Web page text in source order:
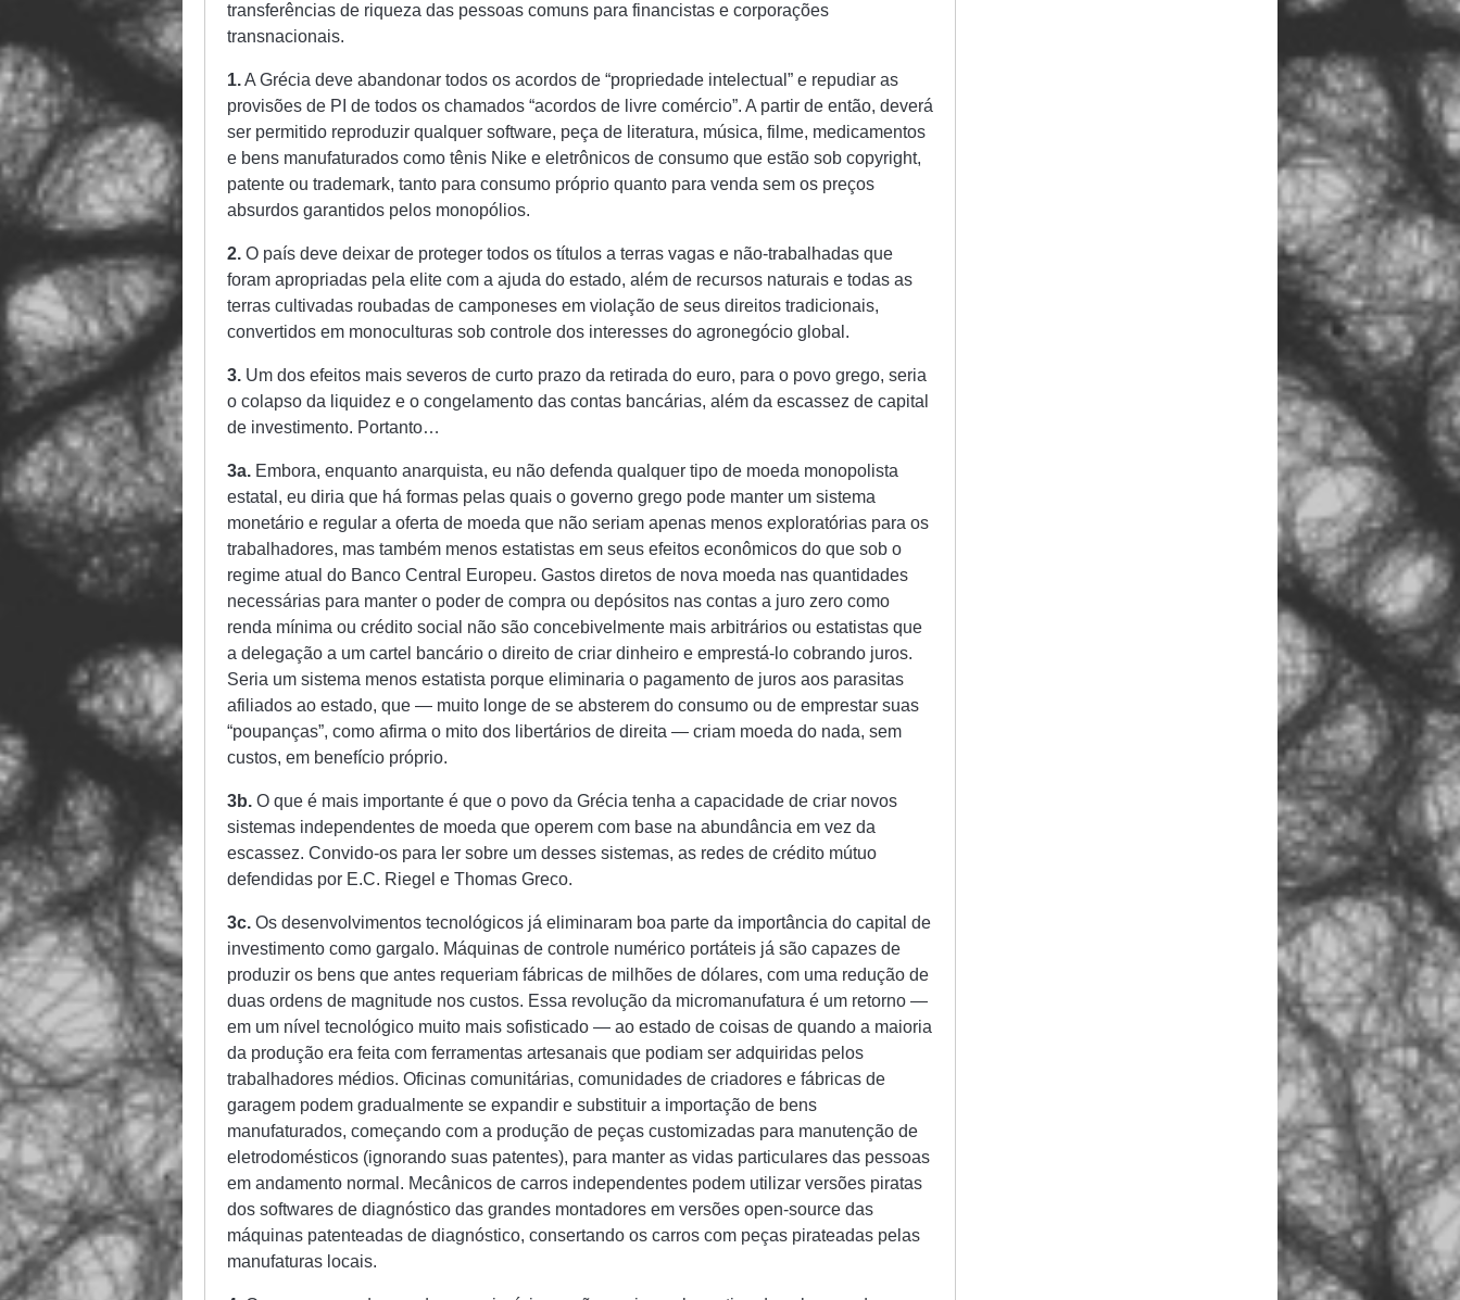
transferências de riqueza das pessoas comuns para financistas e corporações
transnacionais.
1.A Grécia deve abandonar todos os acordos de “propriedade intelectual” e repudiar as
provisões de PI de todos os chamados “acordos de livre comércio”. A partir de então, deverá
ser permitido reproduzir qualquer software, peça de literatura, música, filme, medicamentos
e bens manufaturados como tênis Nike e eletrônicos de consumo que estão sob copyright,
patente ou trademark, tanto para consumo próprio quanto para venda sem os preços
absurdos garantidos pelos monopólios.
2. O país deve deixar de proteger todos os títulos a terras vagas e não-trabalhadas que
foram apropriadas pela elite com a ajuda do estado, além de recursos naturais e todas as
terras cultivadas roubadas de camponeses em violação de seus direitos tradicionais,
convertidos em monoculturas sob controle dos interesses do agronegócio global.
3. Um dos efeitos mais severos de curto prazo da retirada do euro, para o povo grego, seria
o colapso da liquidez e o congelamento das contas bancárias, além da escassez de capital
de investimento. Portanto…
3a. Embora, enquanto anarquista, eu não defenda qualquer tipo de moeda monopolista
estatal, eu diria que há formas pelas quais o governo grego pode manter um sistema
monetário e regular a oferta de moeda que não seriam apenas menos exploratórias para os
trabalhadores, mas também menos estatistas em seus efeitos econômicos do que sob o
regime atual do Banco Central Europeu. Gastos diretos de nova moeda nas quantidades
necessárias para manter o poder de compra ou depósitos nas contas a juro zero como
renda mínima ou crédito social não são concebivelmente mais arbitrários ou estatistas que
a delegação a um cartel bancário o direito de criar dinheiro e emprestá-lo cobrando juros.
Seria um sistema menos estatista porque eliminaria o pagamento de juros aos parasitas
afiliados ao estado, que — muito longe de se absterem do consumo ou de emprestar suas
“poupanças”, como afirma o mito dos libertários de direita — criam moeda do nada, sem
custos, em benefício próprio.
3b. O que é mais importante é que o povo da Grécia tenha a capacidade de criar novos
sistemas independentes de moeda que operem com base na abundância em vez da
escassez. Convido-os para ler sobre um desses sistemas, as redes de crédito mútuo
defendidas por E.C. Riegel e Thomas Greco.
3c. Os desenvolvimentos tecnológicos já eliminaram boa parte da importância do capital de
investimento como gargalo. Máquinas de controle numérico portáteis já são capazes de
produzir os bens que antes requeriam fábricas de milhões de dólares, com uma redução de
duas ordens de magnitude nos custos. Essa revolução da micromanufatura é um retorno —
em um nível tecnológico muito mais sofisticado — ao estado de coisas de quando a maioria
da produção era feita com ferramentas artesanais que podiam ser adquiridas pelos
trabalhadores médios. Oficinas comunitárias, comunidades de criadores e fábricas de
garagem podem gradualmente se expandir e substituir a importação de bens
manufaturados, começando com a produção de peças customizadas para manutenção de
eletrodomésticos (ignorando suas patentes), para manter as vidas particulares das pessoas
em andamento normal. Mecânicos de carros independentes podem utilizar versões piratas
dos softwares de diagnóstico das grandes montadores em versões open-source das
máquinas patenteadas de diagnóstico, consertando os carros com peças pirateadas pelas
manufaturas locais.